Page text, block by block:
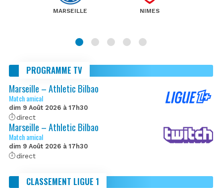
MARSEILLE NIMES
PROGRAMME TV
Marseille – Athletic Bilbao
Match amical
dim 9 Août 2026 à 17h30
direct
Marseille – Athletic Bilbao
Match amical
dim 9 Août 2026 à 17h30
direct
CLASSEMENT LIGUE 1